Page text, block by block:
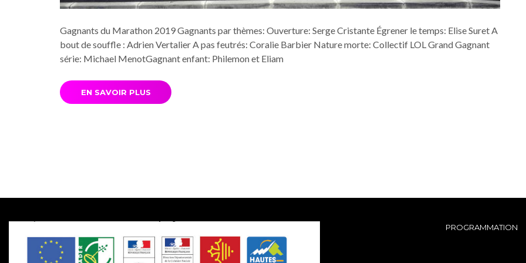
Gagnants du Marathon 2019 Gagnants par thèmes: Ouverture: Serge Cristante Égrener le temps: Elise Suret A
bout de souffle : Adrien Vertalier A pas feutrés: Coralie Barbier Nature morte: Collectif LOL Grand Gagnant
série: Michael MenotGagnant enfant: Philemon et Eliam
EN SAVOIR PLUS
PROGRAMMATION